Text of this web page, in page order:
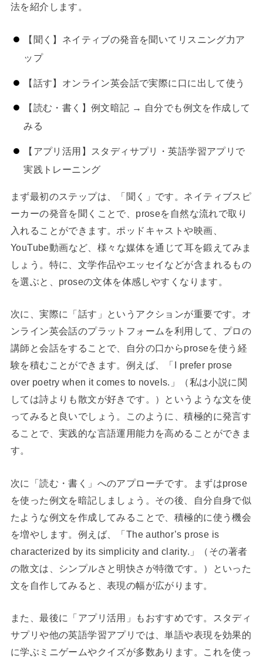
法を紹介します。
【聞く】ネイティブの発音を聞いてリスニング力ア
ップ
【話す】オンライン英会話で実際に口に出して使う
【読む・書く】例文暗記 → 自分でも例文を作成して
みる
【アプリ活用】スタディサプリ・英語学習アプリで
実践トレーニング
まず最初のステップは、「聞く」です。ネイティブスピ
ーカーの発音を聞くことで、proseを自然な流れで取り
入れることができます。ポッドキャストや映画、
YouTube動画など、様々な媒体を通じて耳を鍛えてみま
しょう。特に、文学作品やエッセイなどが含まれるもの
を選ぶと、proseの文体を体感しやすくなります。
次に、実際に「話す」というアクションが重要です。オ
ンライン英会話のプラットフォームを利用して、プロの
講師と会話をすることで、自分の口からproseを使う経
験を積むことができます。例えば、「I prefer prose
over poetry when it comes to novels.」（私は小説に関
しては詩よりも散文が好きです。）というような文を使
ってみると良いでしょう。このように、積極的に発言す
ることで、実践的な言語運用能力を高めることができま
す。
次に「読む・書く」へのアプローチです。まずはprose
を使った例文を暗記しましょう。その後、自分自身で似
たような例文を作成してみることで、積極的に使う機会
を増やします。例えば、「The author’s prose is
characterized by its simplicity and clarity.」（その著者
の散文は、シンプルさと明快さが特徴です。）といった
文を自作してみると、表現の幅が広がります。
また、最後に「アプリ活用」もおすすめです。スタディ
サプリや他の英語学習アプリでは、単語や表現を効果的
に学ぶミニゲームやクイズが多数あります。これを使っ